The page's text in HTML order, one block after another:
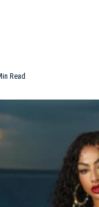
Read